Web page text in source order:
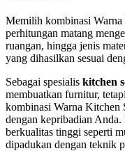
Memilih kombinasi Warna
perhitungan matang
ruangan, hingga jenis
yang dihasilkan sesuai
Sebagai spesialis kitchen
membuatkan furnitur,
kombinasi Warna Kitchen
dengan kepribadian
berkualitas tinggi seperti
dipadukan dengan teknik